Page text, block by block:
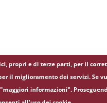
propri e di terze parti, per il
il miglioramento dei servizi. Se
informazioni".